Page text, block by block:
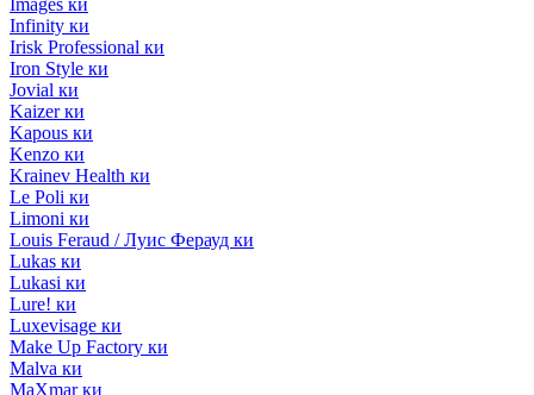
Images ки
Infinity ки
Irisk Professional ки
Iron Style ки
Jovial ки
Kaizer ки
Kapous ки
Kenzo ки
Krainev Health ки
Le Poli ки
Limoni ки
Louis Feraud / Луис Ферауд ки
Lukas ки
Lukasi ки
Lure! ки
Luxevisage ки
Make Up Factory ки
Malva ки
MaXmar ки